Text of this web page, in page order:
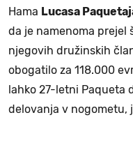
Hama Lucasa
da je namenoma prejel
njegovih družinskih
obogatilo za 118.000
lahko 27-letni Paqueta
delovanja v nogometu,